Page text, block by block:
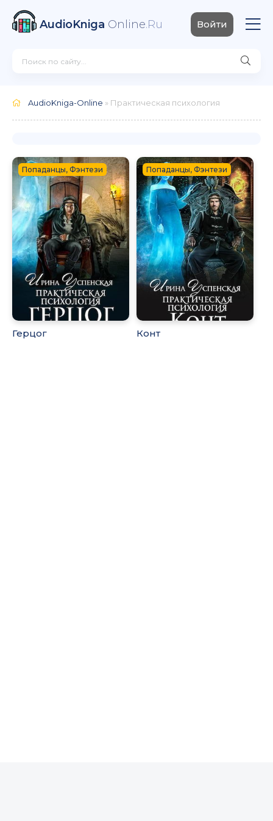
AudioKniga Online.Ru Войти
AudioKniga-Online » Практическая психология
Попаданцы, Фэнтези
Герцог
Попаданцы, Фэнтези
Конт